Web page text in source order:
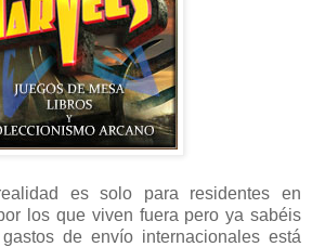
es solo para residentes en
los que viven fuera pero ya sabéis
de envío internacionales está